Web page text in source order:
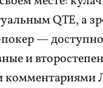
QTE, а
—
и